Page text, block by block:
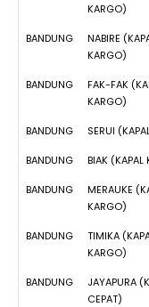
KARGO)
BANDUNG
NABIRE
KARGO)
BANDUNG
FAK-FAK
KARGO)
BANDUNG SERUI
BANDUNG BIAK (KAPAL
BANDUNG
MERAUKE
KARGO)
BANDUNG
TIMIKA
KARGO)
BANDUNG
JAYAPURA
CEPAT)